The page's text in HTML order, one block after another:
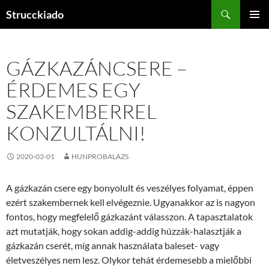
Strucckiado
GÁZKAZÁNCSERE –
ÉRDEMES EGY
SZAKEMBERREL
KONZULTÁLNI!
2020-03-01 HUNPROBALAZS
A gázkazán csere egy bonyolult és veszélyes folyamat, éppen
ezért szakembernek kell elvégeznie. Ugyanakkor az is nagyon
fontos, hogy megfelelő gázkazánt válasszon. A tapasztalatok
azt mutatják, hogy sokan addig-addig húzzák-halasztják a
gázkazán cserét, míg annak használata baleset- vagy
életveszélyes nem lesz. Olykor tehát érdemesebb a mielőbbi